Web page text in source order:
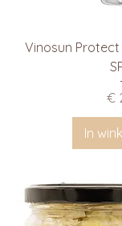
Vinosun
€
In